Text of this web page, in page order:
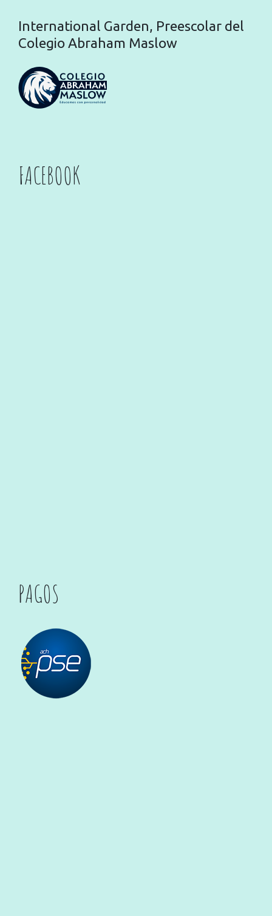
International Garden, Preescolar del
Colegio Abraham Maslow
FACEBOOK
PAGOS